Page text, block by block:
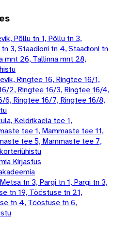
Põllu tn 1, Põllu tn 3,
3, Staadioni tn 4, Staadioni tn
mnt 26, Tallinna mnt 28,
Ringtee 16, Ringtee 16/1,
2, Ringtee 16/3, Ringtee 16/4,
6, Ringtee 16/7, Ringtee 16/8,
Keldrikaela tee 1,
tee 1, Mammaste tee 11,
tee 5, Mammaste tee 7,
Kirjastus
tn 3, Pargi tn 1, Pargi tn 3,
tn 19, Tööstuse tn 21,
tn 4, Tööstuse tn 6,